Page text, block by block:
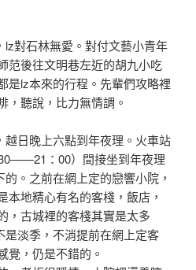
石林無愛。對付文藝小青年
范後往文明巷左近的胡九小吃
是lz本來的行程。先輩們攻略裡
，聽說，比力無情調。
日晚上六點到年夜理。火車站
：00）間接坐到年夜理
。之前在網上定的戀響小院，
本地精心有名的客棧，飯店，
，古城裡的客棧其實是太多
淡季，不消提前在網上定客
覺，仍是不錯的。